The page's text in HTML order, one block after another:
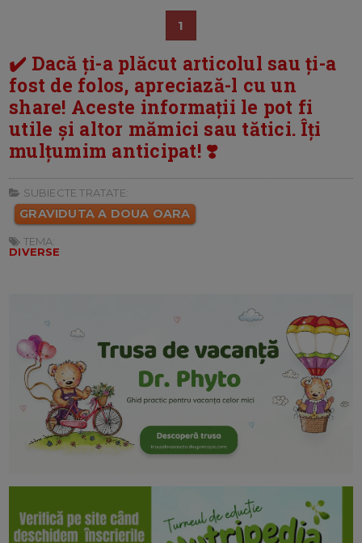
1
✔️ Dacă ți-a plăcut articolul sau ți-a
fost de folos, apreciază-l cu un
share! Aceste informații le pot fi
utile și altor mămici sau tătici. Îți
mulțumim anticipat! ❣️
SUBIECTE TRATATE:
GRAVIDUTA A DOUA OARA
TEMA:
DIVERSE